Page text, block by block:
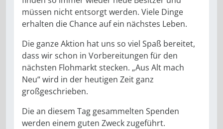
müssen nicht entsorgt werden. Viele Dinge
erhalten die Chance auf ein nächstes Leben.
Die ganze Aktion hat uns so viel Spaß bereitet,
dass wir schon in Vorbereitungen für den
nächsten Flohmarkt stecken. „Aus Alt mach
Neu“ wird in der heutigen Zeit ganz
großgeschrieben.
Die an diesem Tag gesammelten Spenden
werden einem guten Zweck zugeführt.